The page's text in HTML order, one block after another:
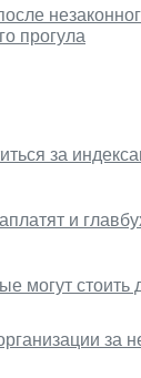
прогула
за
и
могут
за